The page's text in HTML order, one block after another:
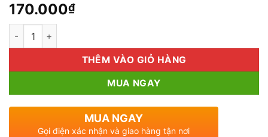
170.000₫
Phan Tả Diệp Sấy Khô Loại 1 (1kg/500g) - Giá Sỉ Cho Đại Lý số
THÊM VÀO GIỎ HÀNG
MUA NGAY
MUA NGAY
Gọi điện xác nhận và giao hàng tận nơi